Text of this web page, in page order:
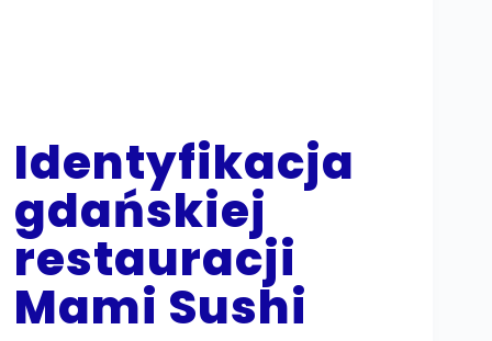
Identyfikacja
gdańskiej
restauracji
Mami Sushi